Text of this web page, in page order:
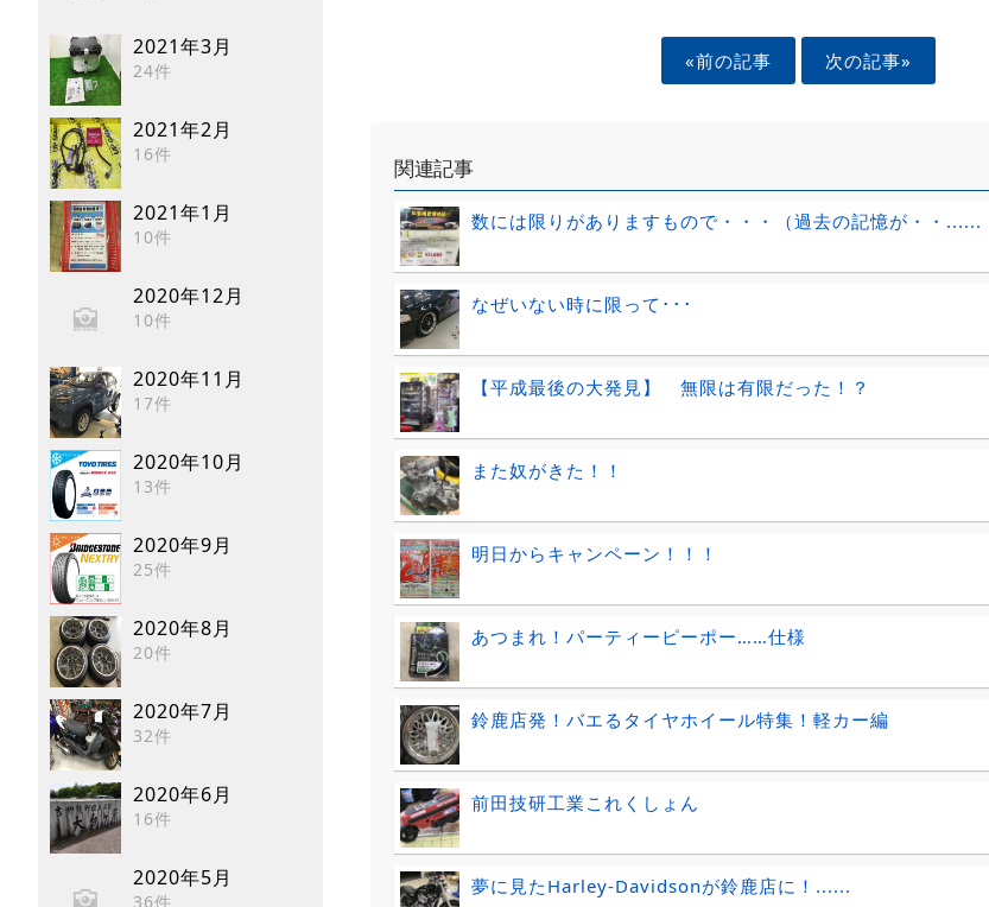
2021年3月
24件
2021年2月
16件
2021年1月
10件
2020年12月
10件
2020年11月
17件
2020年10月
13件
2020年9月
25件
2020年8月
20件
2020年7月
32件
2020年6月
16件
2020年5月
36件
«前の記事 次の記事»
関連記事
数には限りがありますもので・・・（過去の記憶が・・......
なぜいない時に限って･･･
【平成最後の大発見】 無限は有限だった！？
また奴がきた！！
明日からキャンペーン！！！
あつまれ！パーティーピーポー……仕様
鈴鹿店発！バエるタイヤホイール特集！軽カー編
前田技研工業これくしょん
夢に見たHarley-Davidsonが鈴鹿店に！......